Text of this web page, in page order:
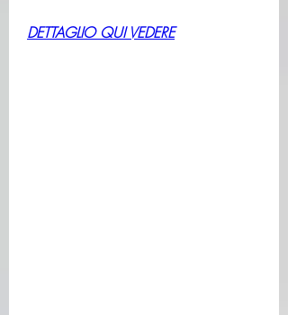
DETTAGLIO QUI VEDERE